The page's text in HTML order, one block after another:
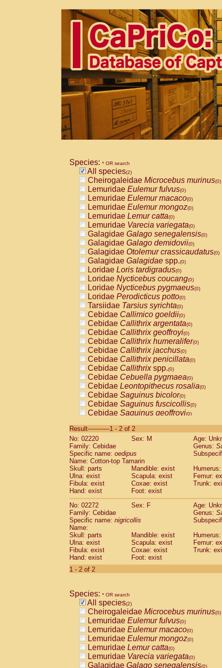
Species: * OR search
All species(2)
Cheirogaleidae Microcebus murinus(0)
Lemuridae Eulemur fulvus(0)
Lemuridae Eulemur macaco(0)
Lemuridae Eulemur mongoz(0)
Lemuridae Lemur catta(0)
Lemuridae Varecia variegata(0)
Galagidae Galago senegalensis(0)
Galagidae Galago demidovii(0)
Galagidae Otolemur crassicaudatus(0)
Galagidae Galagidae spp.(0)
Loridae Loris tardigradus(0)
Loridae Nycticebus coucang(0)
Loridae Nycticebus pygmaeus(0)
Loridae Perodicticus potto(0)
Tarsiidae Tarsius syrichta(0)
Cebidae Callimico goeldii(0)
Cebidae Callithrix argentata(0)
Cebidae Callithrix geoffroyi(0)
Cebidae Callithrix humeralifer(0)
Cebidae Callithrix jacchus(0)
Cebidae Callithrix penicillata(0)
Cebidae Callithrixspp.(0)
Cebidae Cebuella pygmaea(0)
Cebidae Leontopithecus rosalia(0)
Cebidae Saguinus bicolor(0)
Cebidae Saguinus fuscicollis(0)
Cebidae Saguinus geoffroyi(0)
CebidaeSaguinus labiatus(0)
Cebidae Saguinus leucopus (0)
Cebidae
CebidaeSaguinus mystax
Cebidae Saguinus nigricollis (1)
Cebidae Saguinus oedipus
Cebidae Saguinus weddelli
Cebidae Saguinusspp.
Cebidae Aotus trivirgatus
Cebidae
CebidaeCebus apella
Cebidae
Cebidae Cebus nigrivittatus
Cebidae Cebusspp.(0)
Cebidae Saimiri boliviensis
CebidaeSaimiri sciureus(0)
AtelidaeAlouatta caraya(0)
Atelidae Alouatta seniculus
AtelidaeAlouatta
AtelidaeAteles belzebuth(0)
AtelidaeAteles geoffroyi(0)
AtelidaeAteles paniscus(0)
AtelidaeAtelesspp. (0)
AtelidaeLagothrix lagothricha
AtelidaeLagothrix lagothricha cana
PitheciidaeCacajao calvus
Result-----------1 - 2 of 2
No: 02220
Sex: M
Age:
Family: Cebidae
Genus:
Specific name: oedipus
Name: Cotton-top Tamarin
Skull: parts
Mandible: exist
Ulna: exist
Scapula: exist
Femur:
Fibula: exist
Coxae: exist
Trunk:
Hand: exist
Foot: exist
No: 02272
Sex: F
Age:
Family: Cebidae
Genus:
Specific name: nigricollis
Name:
Skull: parts
Mandible: exist
Ulna: exist
Scapula: exist
Femur:
Fibula: exist
Coxae: exist
Trunk:
Hand: exist
Foot: exist
1 - 2 of 2
Species: * OR search
All species(2)
Cheirogaleidae Microcebus murinus(0)
Lemuridae Eulemur fulvus(0)
Lemuridae Eulemur macaco(0)
Lemuridae Eulemur mongoz(0)
Lemuridae Lemur catta(0)
Lemuridae Varecia variegata(0)
Galagidae Galago senegalensis(0)